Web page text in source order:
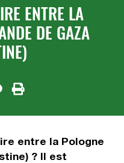
ENTRE LA
DE GAZA
entre la Pologne
? Il est